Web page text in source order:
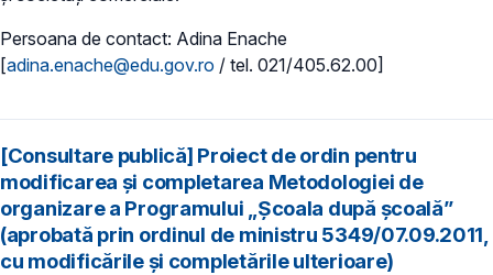
Persoana de contact: Adina Enache
[adina.enache@edu.gov.ro / tel. 021/405.62.00]
[Consultare publică] Proiect de ordin pentru
modificarea și completarea Metodologiei de
organizare a Programului „Școala după școală”
(aprobată prin ordinul de ministru 5349/07.09.2011,
cu modificările și completările ulterioare)